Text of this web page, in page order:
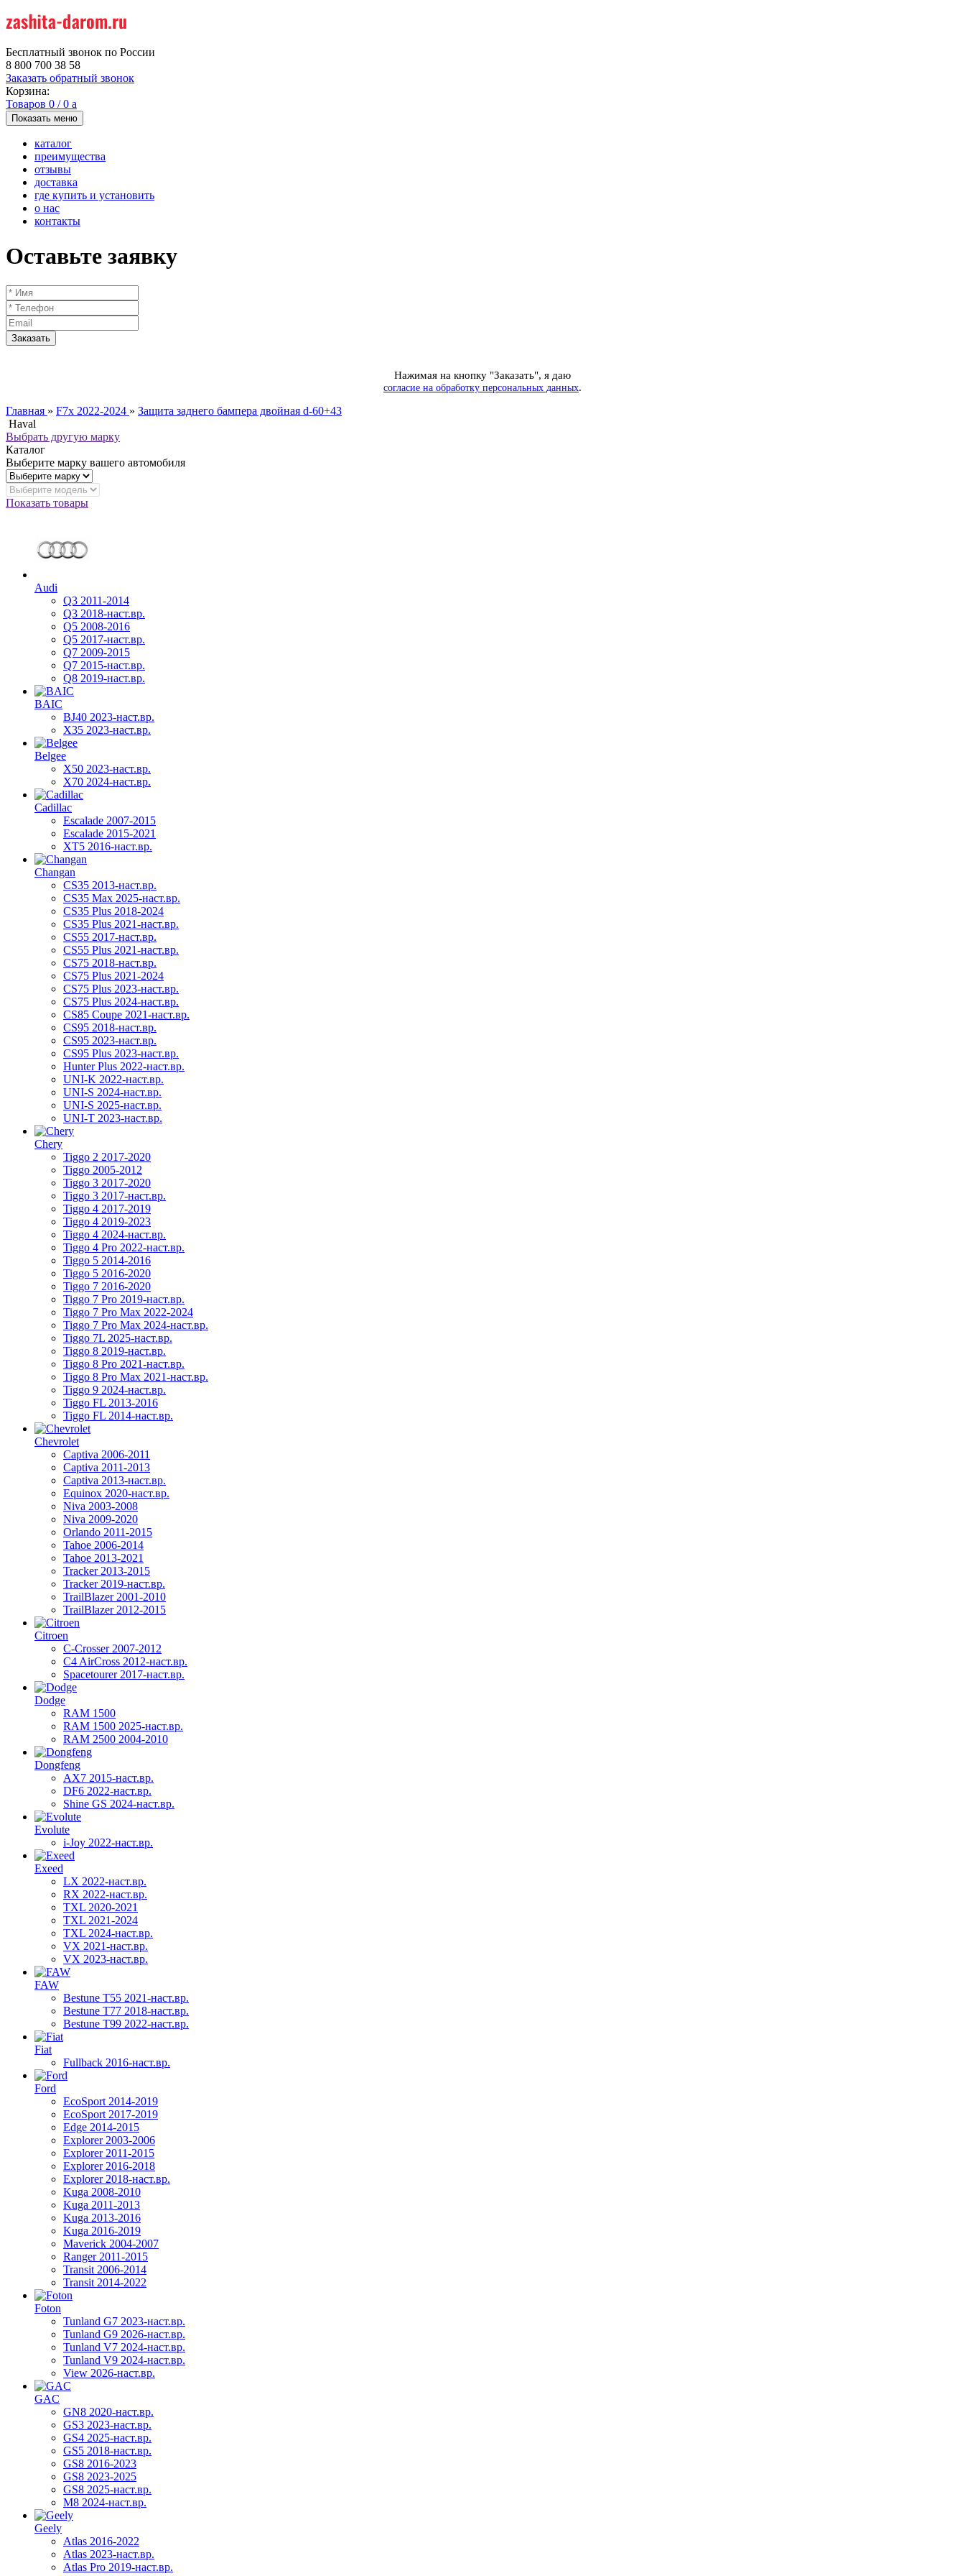
Бесплатный звонок по России
8 800 700 38 58
Заказать обратный звонок
Корзина:
Товаров 0 /0 a
Показать меню
каталог
преимущества
отзывы
доставка
где купить и установить
о нас
контакты
Оставьте заявку
Нажимая на кнопку "Заказать", я даю
согласие на обработку персональных данных.
Главная » F7x 2022-2024 » Защита заднего бампера двойная d-60+43
Haval
Выбрать другую марку
Каталог
Выберите марку вашего автомобиля
Показать товары
Audi
Q3 2011-2014
Q3 2018-наст.вр.
Q5 2008-2016
Q5 2017-наст.вр.
Q7 2009-2015
Q7 2015-наст.вр.
Q8 2019-наст.вр.
BAIC
BJ40 2023-наст.вр.
X35 2023-наст.вр.
Belgee
X50 2023-наст.вр.
X70 2024-наст.вр.
Cadillac
Escalade 2007-2015
Escalade 2015-2021
XT5 2016-наст.вр.
Changan
CS35 2013-наст.вр.
CS35 Max 2025-наст.вр.
CS35 Plus 2018-2024
CS35 Plus 2021-наст.вр.
CS55 2017-наст.вр.
CS55 Plus 2021-наст.вр.
CS75 2018-наст.вр.
CS75 Plus 2021-2024
CS75 Plus 2023-наст.вр.
CS75 Plus 2024-наст.вр.
CS85 Coupe 2021-наст.вр.
CS95 2018-наст.вр.
CS95 2023-наст.вр.
CS95 Plus 2023-наст.вр.
Hunter Plus 2022-наст.вр.
UNI-K 2022-наст.вр.
UNI-S 2024-наст.вр.
UNI-S 2025-наст.вр.
UNI-T 2023-наст.вр.
Chery
Tiggo 2 2017-2020
Tiggo 2005-2012
Tiggo 3 2017-2020
Tiggo 3 2017-наст.вр.
Tiggo 4 2017-2019
Tiggo 4 2019-2023
Tiggo 4 2024-наст.вр.
Tiggo 4 Pro 2022-наст.вр.
Tiggo 5 2014-2016
Tiggo 5 2016-2020
Tiggo 7 2016-2020
Tiggo 7 Pro 2019-наст.вр.
Tiggo 7 Pro Max 2022-2024
Tiggo 7 Pro Max 2024-наст.вр.
Tiggo 7L 2025-наст.вр.
Tiggo 8 2019-наст.вр.
Tiggo 8 Pro 2021-наст.вр.
Tiggo 8 Pro Max 2021-наст.вр.
Tiggo 9 2024-наст.вр.
Tiggo FL 2013-2016
Tiggo FL 2014-наст.вр.
Chevrolet
Captiva 2006-2011
Captiva 2011-2013
Captiva 2013-наст.вр.
Equinox 2020-наст.вр.
Niva 2003-2008
Niva 2009-2020
Orlando 2011-2015
Tahoe 2006-2014
Tahoe 2013-2021
Tracker 2013-2015
Tracker 2019-наст.вр.
TrailBlazer 2001-2010
TrailBlazer 2012-2015
Citroen
C-Crosser 2007-2012
C4 AirCross 2012-наст.вр.
Spacetourer 2017-наст.вр.
Dodge
RAM 1500
RAM 1500 2025-наст.вр.
RAM 2500 2004-2010
Dongfeng
AX7 2015-наст.вр.
DF6 2022-наст.вр.
Shine GS 2024-наст.вр.
Evolute
i-Joy 2022-наст.вр.
Exeed
LX 2022-наст.вр.
RX 2022-наст.вр.
TXL 2020-2021
TXL 2021-2024
TXL 2024-наст.вр.
VX 2021-наст.вр.
VX 2023-наст.вр.
FAW
Bestune T55 2021-наст.вр.
Bestune T77 2018-наст.вр.
Bestune T99 2022-наст.вр.
Fiat
Fullback 2016-наст.вр.
Ford
EcoSport 2014-2019
EcoSport 2017-2019
Edge 2014-2015
Explorer 2003-2006
Explorer 2011-2015
Explorer 2016-2018
Explorer 2018-наст.вр.
Kuga 2008-2010
Kuga 2011-2013
Kuga 2013-2016
Kuga 2016-2019
Maverick 2004-2007
Ranger 2011-2015
Transit 2006-2014
Transit 2014-2022
Foton
Tunland G7 2023-наст.вр.
Tunland G9 2026-наст.вр.
Tunland V7 2024-наст.вр.
Tunland V9 2024-наст.вр.
View 2026-наст.вр.
GAC
GN8 2020-наст.вр.
GS3 2023-наст.вр.
GS4 2025-наст.вр.
GS5 2018-наст.вр.
GS8 2016-2023
GS8 2023-2025
GS8 2025-наст.вр.
M8 2024-наст.вр.
Geely
Atlas 2016-2022
Atlas 2023-наст.вр.
Atlas Pro 2019-наст.вр.